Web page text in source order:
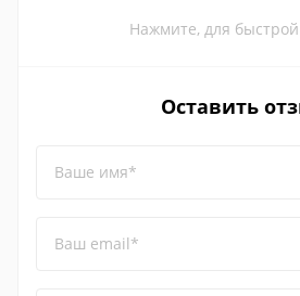
Нажмите, для
Оставить
Ваше имя*
Ваш email*